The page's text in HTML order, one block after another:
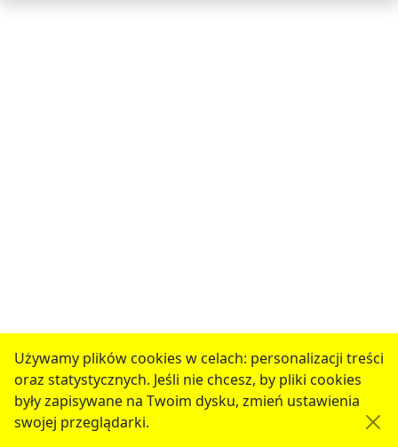
Używamy plików cookies w celach: personalizacji treści
oraz statystycznych. Jeśli nie chcesz, by pliki cookies
były zapisywane na Twoim dysku, zmień ustawienia
swojej przeglądarki.